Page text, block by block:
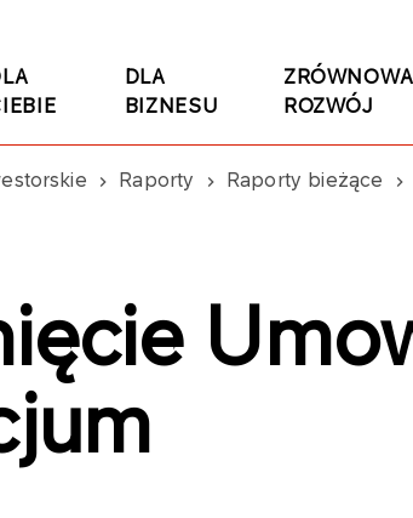
DLA
BIZNESU
ROZWÓJ
Raporty Raporty bieżące